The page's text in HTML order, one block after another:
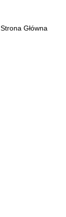
Strona Główna